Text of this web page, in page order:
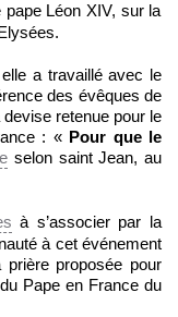
Léon XIV, sur la
a travaillé avec le
des évêques de
retenue pour le
: «Pour que le
selon saint Jean, au
à s’associer par la
à cet événement
prière proposée pour
Pape en France du